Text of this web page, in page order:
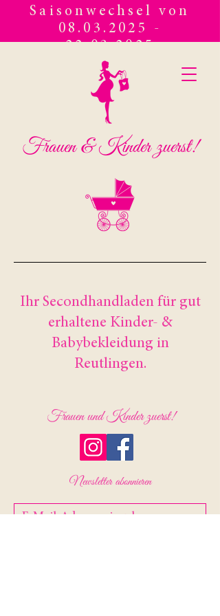
Frauen & Kinder zuerst!
Saisonwechsel von
08.03.2025 -
22.03.2025
Ihr Secondhandladen für gut
erhaltene Kinder- &
Babybekleidung in
Reutlingen.
Frauen und Kinder zuerst!
Newsletter abonnieren